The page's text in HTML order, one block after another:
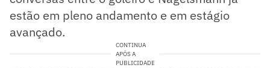
estão em pleno andamento e em estágio
avançado.
CONTINUA
APÓS A
PUBLICIDADE